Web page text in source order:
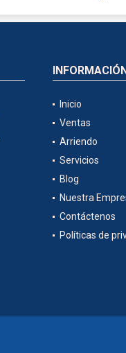
Inicio
Ventas
Arriendo
Servicios
Blog
Nuestra
Contáctenos
Políticas de